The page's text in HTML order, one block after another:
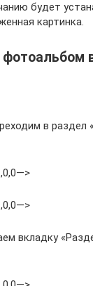
будет
картинка.
в раздел
вкладку